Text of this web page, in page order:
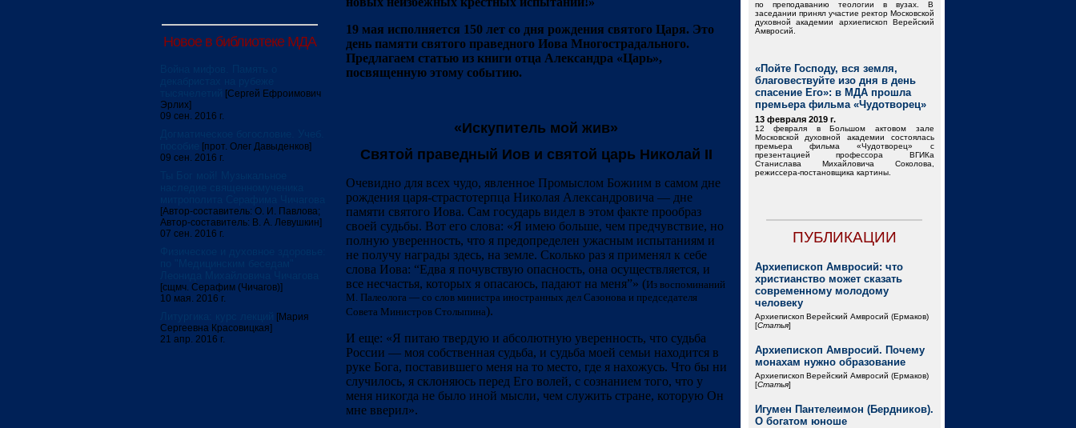
Новое в библиотеке МДА
[Сергей Ефроимович
Эрлих]
09 сен. 2016 г.
[прот. Олег Давыденков]
09 сен. 2016 г.
[Автор-составитель: О. И. Павлова;
Автор-составитель: В. А. Левушкин]
07 сен. 2016 г.
[сщмч. Серафим (Чичагов)]
10 мая. 2016 г.
[Мария
Сергеевна Красовицкая]
21 апр. 2016 г.
19 мая исполняется 150 лет со дня рождения святого Царя. Это
день памяти святого праведного Иова Многострадального.
Предлагаем статью из книги отца Александра «Царь»,
посвященную этому событию.
«Искупитель мой жив»
Святой праведный Иов и святой царь Николай II
Очевидно для всех чудо, явленное Промыслом Божиим в самом дне
рождения царя-страстотерпца Николая Александровича — дне
памяти святого Иова. Сам государь видел в этом факте прообраз
своей судьбы. Вот его слова: «Я имею больше, чем предчувствие, но
полную уверенность, что я предопределен ужасным испытаниям и
не получу награды здесь, на земле. Сколько раз я применял к себе
слова Иова: “Едва я почувствую опасность, она осуществляется, и
все несчастья, которых я опасаюсь, падают на меня”» (Из воспоминаний
М. Палеолога — со слов министра иностранных дел Сазонова и председателя
Совета Министров Столыпина).
И еще: «Я питаю твердую и абсолютную уверенность, что судьба
России — моя собственная судьба, и судьба моей семьи находится в
руке Бога, поставившего меня на то место, где я нахожусь. Что бы ни
случилось, я склоняюсь перед Его волей, с сознанием того, что у
меня никогда не было иной мысли, чем служить стране, которую Он
мне вверил».
по преподаванию теологии в вузах. В
заседании принял участие ректор Московской
духовной академии архиепископ Верейский
Амвросий.
«Пойте Господу, вся земля,
благовествуйте изо дня в день
спасение Его»: в МДА прошла
премьера фильма «Чудотворец»
13 февраля 2019 г.
12 февраля в Большом актовом зале
Московской духовной академии состоялась
премьера фильма «Чудотворец» с
презентацией профессора ВГИКа
Станислава Михайловича Соколова,
режиссера-постановщика картины.
ПУБЛИКАЦИИ
Архиепископ Амвросий: что
христианство может сказать
современному молодому
человеку
Архиепископ Верейский Амвросий (Ермаков)
[Статья]
Архиепископ Амвросий. Почему
монахам нужно образование
Архиепископ Верейский Амвросий (Ермаков)
[Статья]
Игумен Пантелеимон (Бердников).
О богатом юноше